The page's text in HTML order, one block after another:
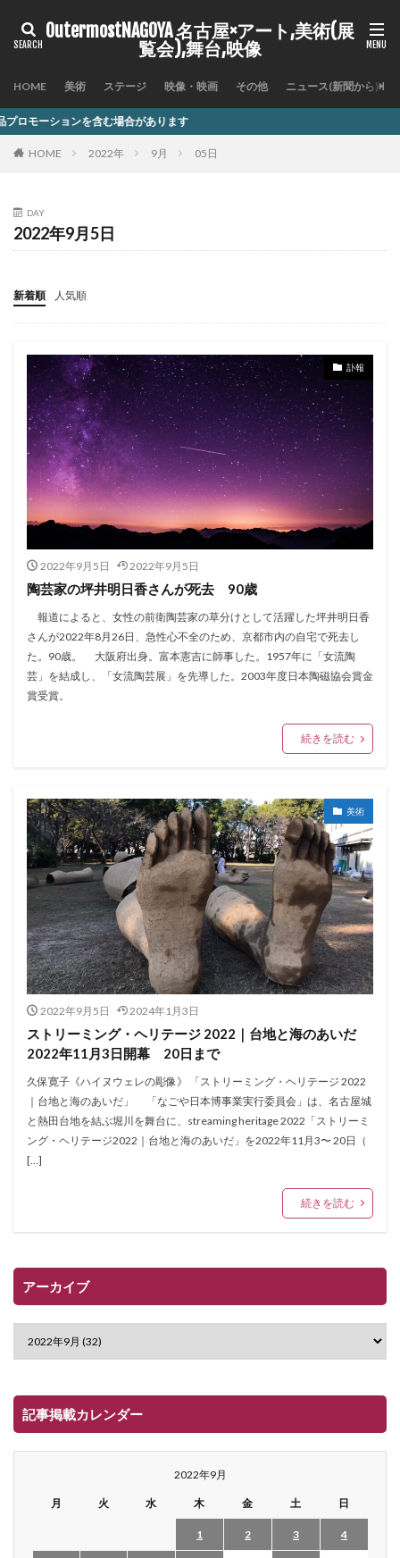
OutermostNAGOYA 名古屋×アート,美術(展
覧会),舞台,映像
HOME 美術 ステージ 映像・映画 その他 ニュース(新聞から)
場合があります
HOME 2022年 9月 05日
DAY
2022年9月5日
新着順 人気順
訃報
2022年9月5日 2022年9月5日
陶芸家の坪井明日香さんが死去 90歳
報道によると、女性の前衛陶芸家の草分けとして活躍した坪井明日香
さんが2022年8月26日、急性心不全のため、京都市内の自宅で死去し
た。90歳。 大阪府出身。富本憲吉に師事した。1957年に「女流陶
芸」を結成し、「女流陶芸展」を先導した。2003年度日本陶磁協会賞金
賞受賞。
続きを読む
美術
2022年9月5日 2024年1月3日
ストリーミング・ヘリテージ 2022｜台地と海のあいだ
2022年11月3日開幕 20日まで
久保寛子《ハイヌウェレの彫像》 「ストリーミング・ヘリテージ 2022
｜台地と海のあいだ」 「なごや日本博事業実行委員会」は、名古屋城
と熱田台地を結ぶ堀川を舞台に、streaming heritage 2022「ストリーミ
ング・ヘリテージ2022｜台地と海のあいだ」を2022年11月3〜 20日（
[…]
続きを読む
アーカイブ
記事掲載カレンダー
2022年9月
月 火 水 木 金 土 日
1 2 3 4